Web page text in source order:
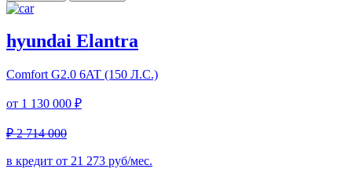
hyundai Elantra
Comfort G2.0 6AT (150 Л.С.)
от 1 130 000 ₽
₽ 2 714 000
в кредит от 21 273 руб/мес.